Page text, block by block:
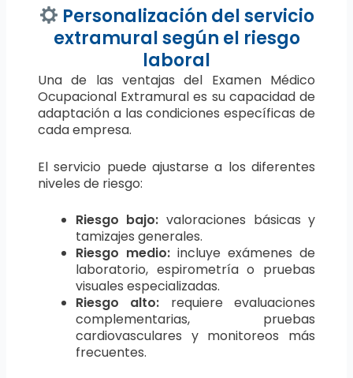
Personalización del servicio
extramural según el riesgo
laboral
Una de las ventajas del Examen Médico
Ocupacional Extramural es su capacidad de
adaptación a las condiciones específicas de
cada empresa.
El servicio puede ajustarse a los diferentes
niveles de riesgo:
Riesgo bajo: valoraciones básicas y
tamizajes generales.
Riesgo medio:incluye exámenes de
laboratorio, espirometría o pruebas
visuales especializadas.
Riesgo alto: requiere evaluaciones
complementarias, pruebas
cardiovasculares y monitoreos más
frecuentes.